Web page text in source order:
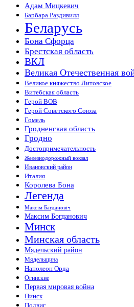
Адам Мицкевич
Барбара Раздивилл
Беларусь
Бона Сфорца
Брестская область
ВКЛ
Великая Отечественная
Великое княжество Литовское
Витебская область
Герой ВОВ
Герой Советского Союза
Гомель
Гродненская область
Гродно
Достопримечательность
Железнодорожный вокзал
Ивановский район
Италия
Королева Бона
Легенда
Максiм Багдановiч
Максим Богданович
Минск
Минская область
Мядельский район
Мядельщина
Наполеон Орда
Огинские
Первая мировая война
Пинск